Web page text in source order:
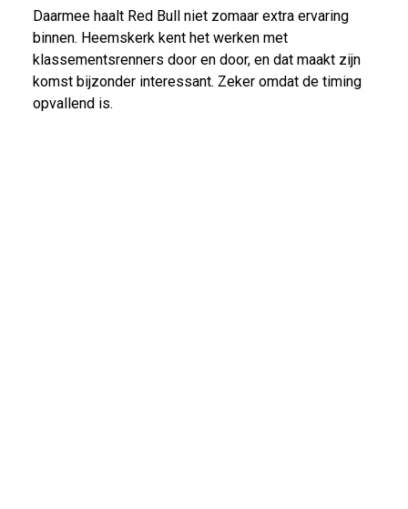
Daarmee haalt Red Bull niet zomaar extra ervaring
binnen. Heemskerk kent het werken met
klassementsrenners door en door, en dat maakt zijn
komst bijzonder interessant. Zeker omdat de timing
opvallend is.